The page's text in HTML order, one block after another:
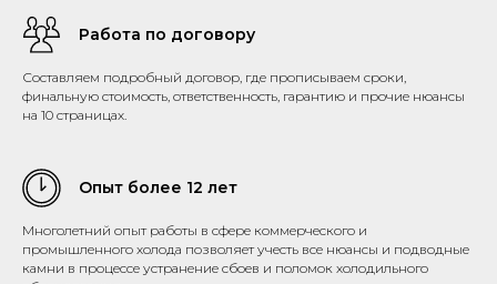
Работа по договору
Составляем подробный договор, где прописываем сроки,
финальную стоимость, ответственность, гарантию и прочие нюансы
на 10 страницах.
Опыт более 12 лет
Многолетний опыт работы в сфере коммерческого и
промышленного холода позволяет учесть все нюансы и подводные
камни в процессе устранение сбоев и поломок холодильного